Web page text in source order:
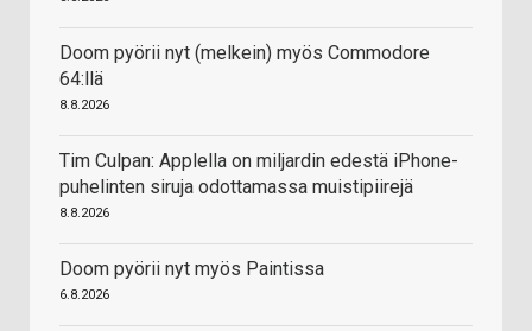
Doom pyörii nyt (melkein) myös Commodore
64:llä
8.8.2026
Tim Culpan: Applella on miljardin edestä iPhone-
puhelinten siruja odottamassa muistipiirejä
8.8.2026
Doom pyörii nyt myös Paintissa
6.8.2026